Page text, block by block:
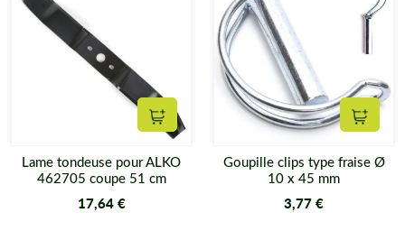
Ajouter au panier
Lame tondeuse pour ALKO
462705 coupe 51 cm
17,64 €
Goupille clips type fraise Ø
10 x 45 mm
3,77 €